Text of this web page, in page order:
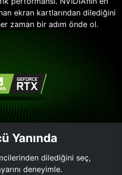
ekran kartlarından dilediğini
zaman bir adım önde ol.
Yanında
dilediğini seç,
deneyimle.